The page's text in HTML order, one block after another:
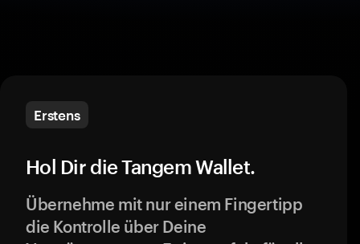
Erstens
Hol Dir die Tangem Wallet.
Übernehme mit nur einem Fingertipp
die Kontrolle über Deine